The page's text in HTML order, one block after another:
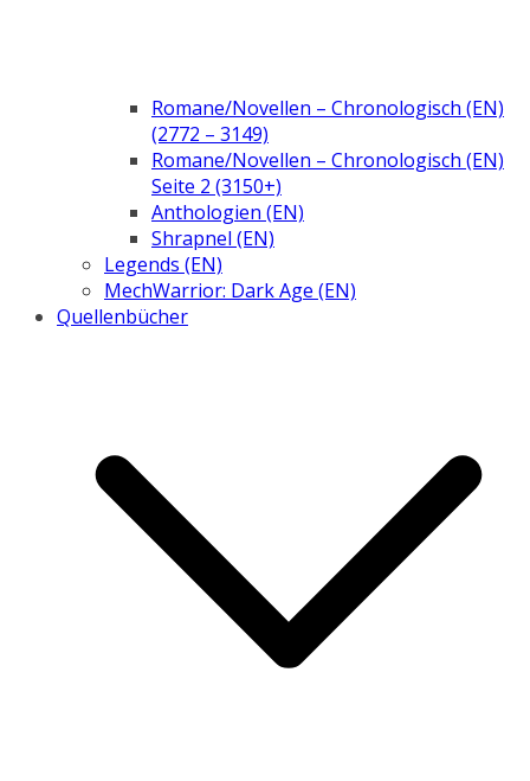
Romane/Novellen – Chronologisch (EN)
(2772 – 3149)
Romane/Novellen – Chronologisch (EN)
Seite 2 (3150+)
Anthologien (EN)
Shrapnel (EN)
Legends (EN)
MechWarrior: Dark Age (EN)
Quellenbücher